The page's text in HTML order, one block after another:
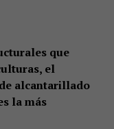
que
el
alcantarillado
la más